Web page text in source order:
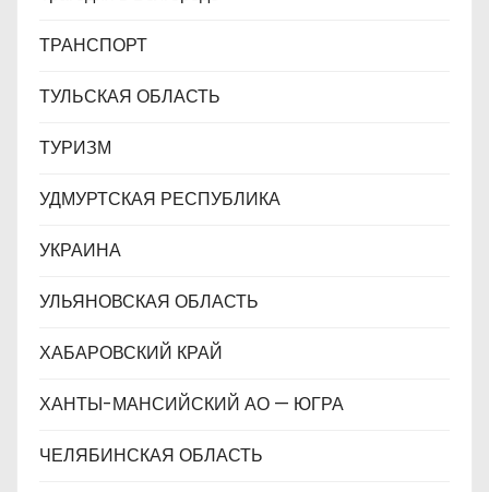
ТРАНСПОРТ
ТУЛЬСКАЯ ОБЛАСТЬ
ТУРИЗМ
УДМУРТСКАЯ РЕСПУБЛИКА
УКРАИНА
УЛЬЯНОВСКАЯ ОБЛАСТЬ
ХАБАРОВСКИЙ КРАЙ
ХАНТЫ-МАНСИЙСКИЙ АО — ЮГРА
ЧЕЛЯБИНСКАЯ ОБЛАСТЬ